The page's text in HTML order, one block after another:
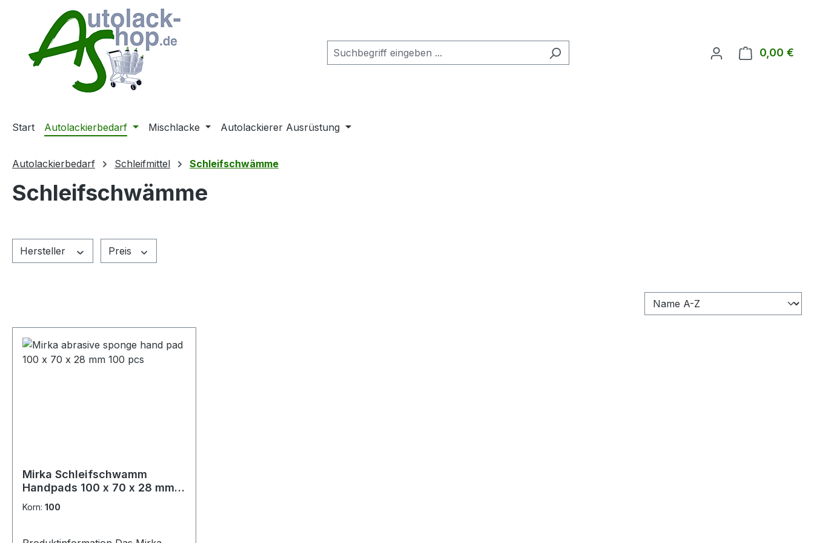
Hauptinhalt springen
Zur Suche springen
Zur Hauptnavigation springen
0,00 €
Start Autolackierbedarf Mischlacke Autolackierer Ausrüstung
Autolackierbedarf Schleifmittel Schleifschwämme
Schleifschwämme
Hersteller Preis
Mirka Schleifschwamm
Handpads 100 x 70 x 28 mm
100 (100Stk)
Korn: 100